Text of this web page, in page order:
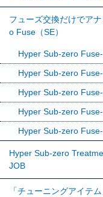
フューズ交換だけでア
o Fuse（SE）
Hyper Sub-zero Fuse-
Hyper Sub-zero
Hyper Sub-zero
Hyper Sub-zero
Hyper Sub-zero
Hyper Sub-zero
JOB
「チューニングアイテ